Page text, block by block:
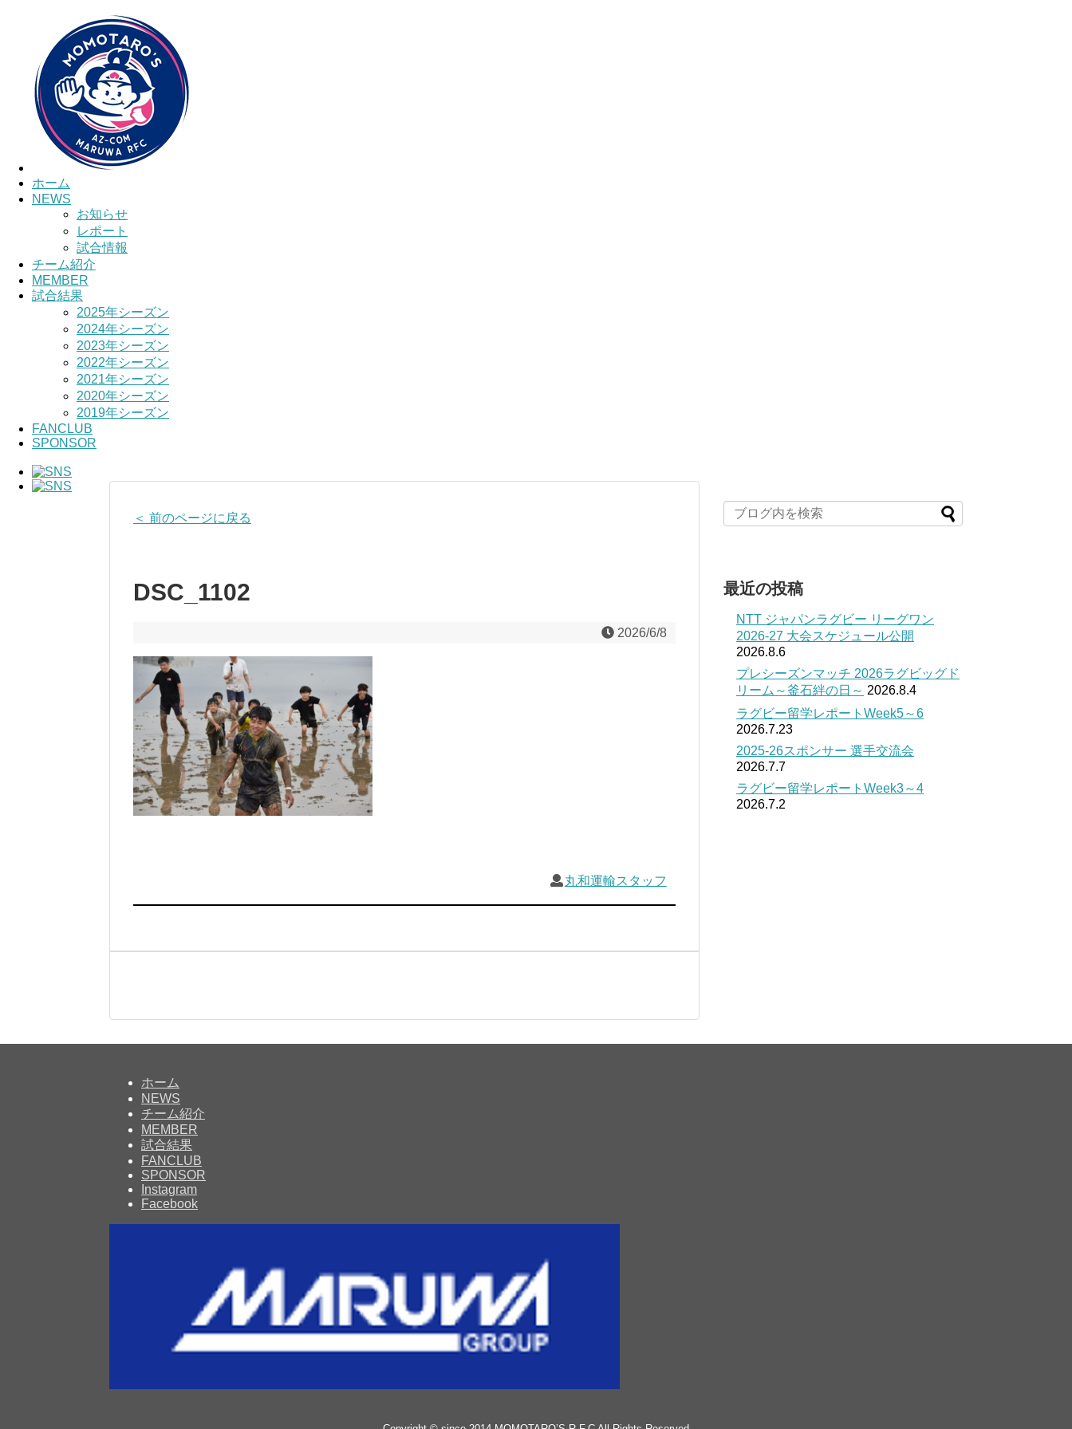
ホーム
NEWS
お知らせ
レポート
試合情報
チーム紹介
MEMBER
試合結果
2025年シーズン
2024年シーズン
2023年シーズン
2022年シーズン
2021年シーズン
2020年シーズン
2019年シーズン
FANCLUB
SPONSOR
＜ 前のページに戻る
DSC_1102
2026/6/8
丸和運輸スタッフ
最近の投稿
NTT ジャパンラグビー リーグワン
2026-27 大会スケジュール公開
2026.8.6
プレシーズンマッチ 2026ラグビッグド
リーム～釜石絆の日～ 2026.8.4
ラグビー留学レポートWeek5～6
2026.7.23
2025-26スポンサー 選手交流会
2026.7.7
ラグビー留学レポートWeek3～4
2026.7.2
ホーム
NEWS
チーム紹介
MEMBER
試合結果
FANCLUB
SPONSOR
Instagram
Facebook